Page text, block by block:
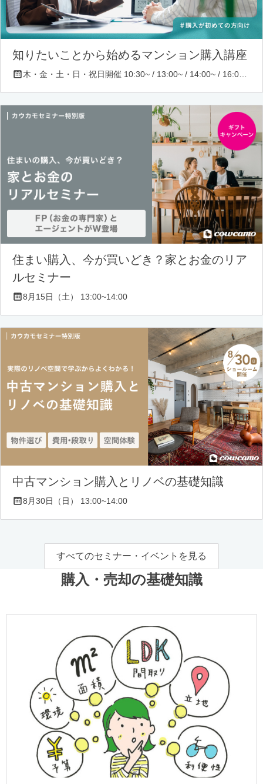
知りたいことから始めるマンション購入講座
住まい購入、今が買いどき？家とお金のリア
ルセミナー
8月15日（土） 13:00~14:00
中古マンション購入とリノベの基礎知識
8月30日（日） 13:00~14:00
すべてのセミナー・イベントを見る
購入・売却の基礎知識